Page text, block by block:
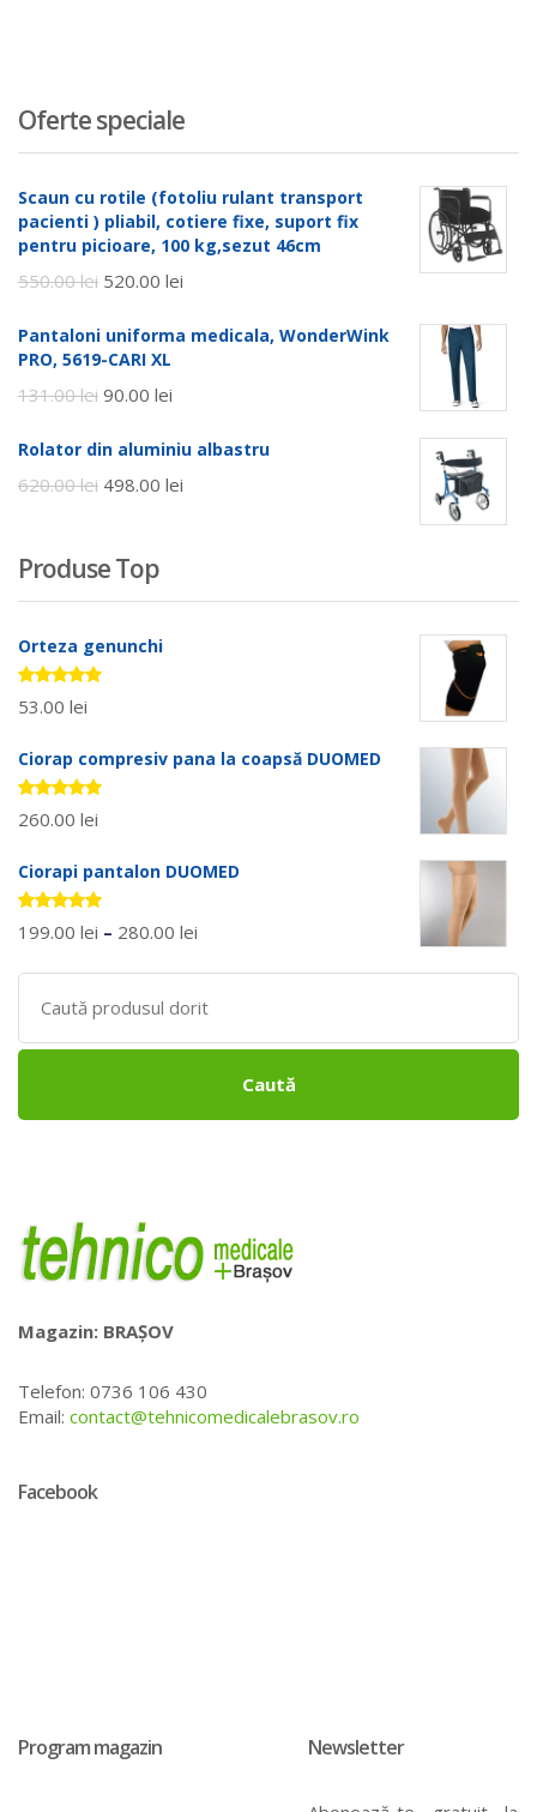
Oferte speciale
Scaun cu rotile (fotoliu rulant transport
pacienti ) pliabil, cotiere fixe, suport fix
pentru picioare, 100 kg,sezut 46cm
550.00lei 520.00 lei
Pantaloni uniforma medicala, WonderWink
PRO, 5619-CARI XL
131.00lei 90.00 lei
Rolator din aluminiu albastru
620.00lei 498.00 lei
Produse Top
Orteza genunchi
Evaluat la
5.00stele
53.00 lei
Ciorap compresiv pana la coapsă DUOMED
Evaluat la
5.00stele
260.00 lei
Ciorapi pantalon DUOMED
Evaluat la
5.00stele
199.00 lei – 280.00 lei
Search
for:
Caută
Magazin: BRAȘOV
Telefon: 0736 106 430
Email: contact@tehnicomedicalebrasov.ro
Facebook
Program magazin Newsletter